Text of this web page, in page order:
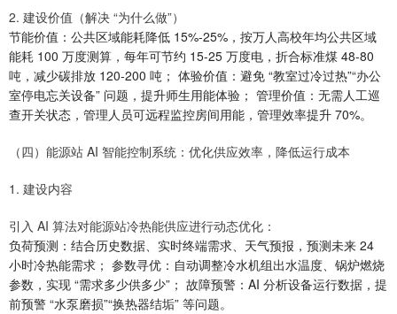
2. 建设价值（解决 “为什么做”）
节能价值：公共区域能耗降低 15%-25%，按万人高校年均公共区域
能耗 100 万度测算，每年可节约 15-25 万度电，折合标准煤 48-80
吨，减少碳排放 120-200 吨； 体验价值：避免 “教室过冷过热”“办公
室停电忘关设备” 问题，提升师生用能体验； 管理价值：无需人工巡
查开关状态，管理人员可远程监控房间用能，管理效率提升 70%。
（四）能源站 AI 智能控制系统：优化供应效率，降低运行成本
1. 建设内容
引入 AI 算法对能源站冷热能供应进行动态优化：
负荷预测：结合历史数据、实时终端需求、天气预报，预测未来 24
小时冷热能需求； 参数寻优：自动调整冷水机组出水温度、锅炉燃烧
参数，实现 “需求多少供多少”； 故障预警：AI 分析设备运行数据，提
前预警 “水泵磨损”“换热器结垢” 等问题。